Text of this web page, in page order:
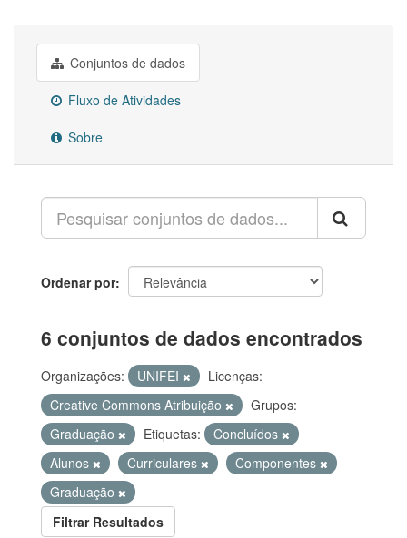
Conjuntos de dados
Fluxo de Atividades
Sobre
Ordenar por
6 conjuntos de dados encontrados
Organizações: UNIFEI
Licenças:
Creative Commons Atribuição
Grupos:
Graduação
Etiquetas:
Concluídos
Alunos
Curriculares
Componentes
Graduação
Filtrar Resultados